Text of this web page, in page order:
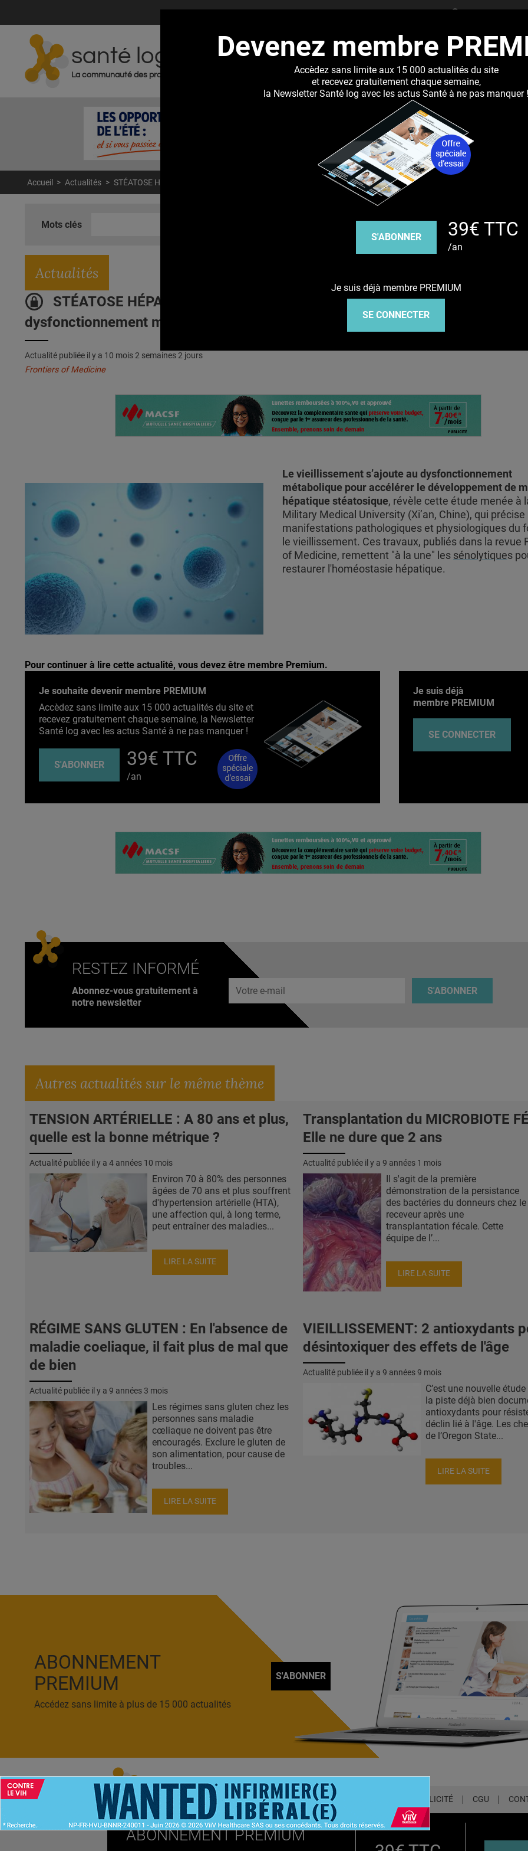
Jump to navigation
RECHERCHER
santé log
La communauté des professionnels de santé
Accueil > Actualités > STÉATOSE HÉPATIQUE : L'effet démultiplicateur de l'âge sur le dysfonctionnement métabolique
Mots clés Youbute
Actualités
STÉATOSE HÉPATIQUE : L'effet démultiplicateur de l'âge sur le
dysfonctionnement métabolique
Actualité publiée il y a 10 mois 2 semaines 2 jours
Frontiers of Medicine
Le vieillissement s’ajoute au dysfonctionnement
métabolique pour accélérer le développement de
hépatique stéatosique, révèle cette étude menée à
Military Medical University (Xi’an, Chine), qui précise
manifestations pathologiques et physiologiques du
le vieillissement. Ces travaux, publiés dans la revue
of Medicine, remettent "à la une" les sénolytiques
restaurer l'homéostasie hépatique.
Pour continuer à lire cette actualité, vous devez être membre Premium.
Je souhaite devenir membre PREMIUM
Accèdez sans limite aux 15 000 actualités du site et
recevez gratuitement chaque semaine, la Newsletter
Santé log avec les actus Santé à ne pas manquer !
S'ABONNER 39€ TTC
/an
Je suis déjà
membre PREMIUM
SE CONNECTER
Devenez membre
Accèdez sans limite aux 15 000 actualités du site
et recevez gratuitement chaque semaine,
la Newsletter Santé log avec les actus Santé à ne pas manquer !
S'ABONNER 39€ TTC
/an
Je suis déjà membre PREMIUM
SE CONNECTER
RESTEZ INFORMÉ
Abonnez-vous gratuitement à
notre newsletter
Adresse e-mail
S'ABONNER
Autres actualités sur le même thème
TENSION ARTÉRIELLE : A 80 ans et plus,
quelle est la bonne métrique ?
Actualité publiée il y a 4 années 10 mois
Environ 70 à 80% des personnes
âgées de 70 ans et plus souffrent
d'hypertension artérielle (HTA),
une affection qui, à long terme,
peut entraîner des maladies...
LIRE LA SUITE
Transplantation du MICROBIOTE
Elle ne dure que 2 ans
Actualité publiée il y a 9 années 1 mois
Il s'agit de la première
démonstration de la persistance
des bactéries du donneurs chez le
receveur après une
transplantation fécale. Cette
équipe de l’...
LIRE LA SUITE
RÉGIME SANS GLUTEN : En l'absence de
maladie coeliaque, il fait plus de mal que
de bien
Actualité publiée il y a 9 années 3 mois
Les régimes sans gluten chez les
personnes sans maladie
cœliaque ne doivent pas être
encouragés. Exclure le gluten de
son alimentation, pour cause de
troubles...
LIRE LA SUITE
VIEILLISSEMENT: 2 antioxydants
désintoxiquer des effets de l'âge
Actualité publiée il y a 9 années 9 mois
C’est une nouvelle
la piste déjà bien
antioxydants pour
déclin lié à l'âge. Les
de l’Oregon State...
LIRE LA SUITE
ABONNEMENT
PREMIUM
Accédez sans limite à plus de 15 000 actualités
S'ABONNER
ACCUEIL NEWSLETTER QUI SOMMES-NOUS ? PUBLICITÉ CGU
ABONNEMENT PREMIUM